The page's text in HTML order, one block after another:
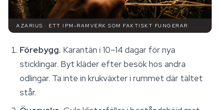
AZARIUS · ETT IPM-RAMVERK SOM FAKTISKT FUNGERAR
Förebygg. Karantän i 10–14 dagar för nya
sticklingar. Byt kläder efter besök hos andra
odlingar. Ta inte in krukväxter i rummet där tältet
står.